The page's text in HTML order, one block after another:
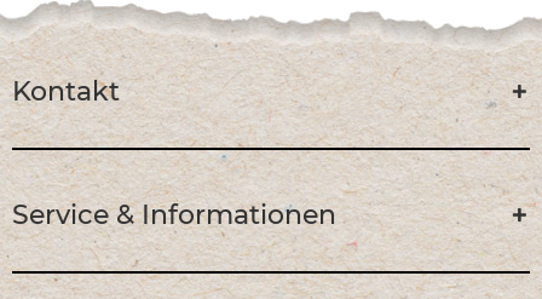
Kontakt
Service & Informationen